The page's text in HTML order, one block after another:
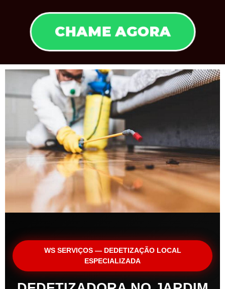
CHAME AGORA
WS SERVIÇOS — DEDETIZAÇÃO LOCAL
ESPECIALIZADA